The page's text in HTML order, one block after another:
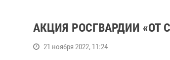
АКЦИЯ РОСГВАРДИИ «ОТ
21 ноября 2022, 11:24